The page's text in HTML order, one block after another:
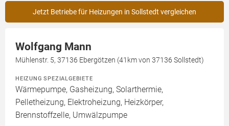
Jetzt Betriebe für Heizungen in Sollstedt vergleichen
Wolfgang Mann
Mühlenstr. 5, 37136 Ebergötzen (41km von 37136 Sollstedt)
HEIZUNG SPEZIALGEBIETE
Wärmepumpe, Gasheizung, Solarthermie,
Pelletheizung, Elektroheizung, Heizkörper,
Brennstoffzelle, Umwälzpumpe